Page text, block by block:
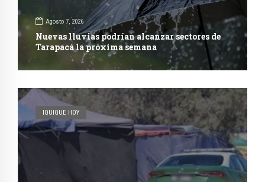
Agosto 7, 2026
Nuevas lluvias podrían alcanzar sectores de
Tarapacá la próxima semana
IQUIQUE HOY